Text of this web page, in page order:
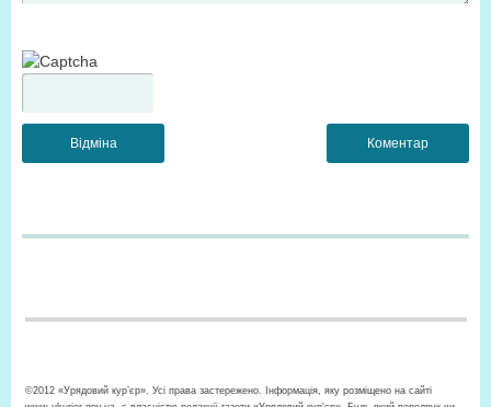
©2012 «Урядовий кур’єр». Усі права застережено. Інформація, яку розміщено на сайті